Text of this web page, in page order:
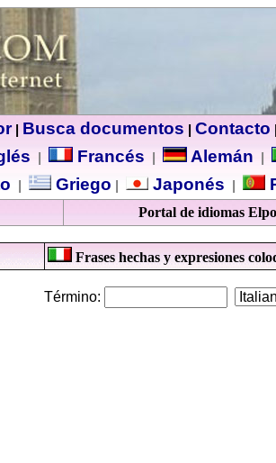
| Busca documentos Contacto
Francés Alemán
Griego Japonés
Portal de idiomas
Frases hechas y expresiones
Término: